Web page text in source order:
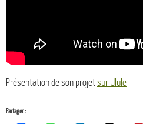
Présentation de son projetsur Ulule
Partager :